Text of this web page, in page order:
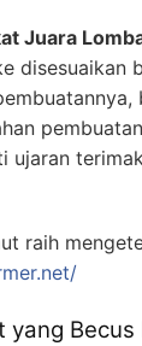
Juara
disesuaikan
ujaran
raih
yang